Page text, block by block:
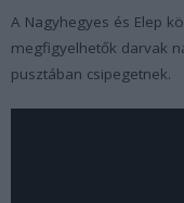
A Nagyhegyes és Elep
megfigyelhetők darvak
pusztában csipegetnek.